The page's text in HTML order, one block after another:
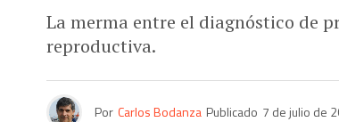
La merma entre el diagnóstico de
reproductiva.
Por Carlos Bodanza Publicado 7 de julio de